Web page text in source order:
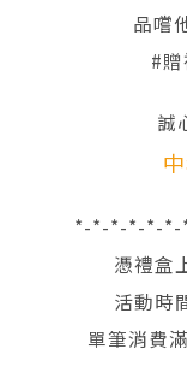
品嚐
#
誠
*-*-*-*-*-*-
憑禮盒
活動時
單筆消費